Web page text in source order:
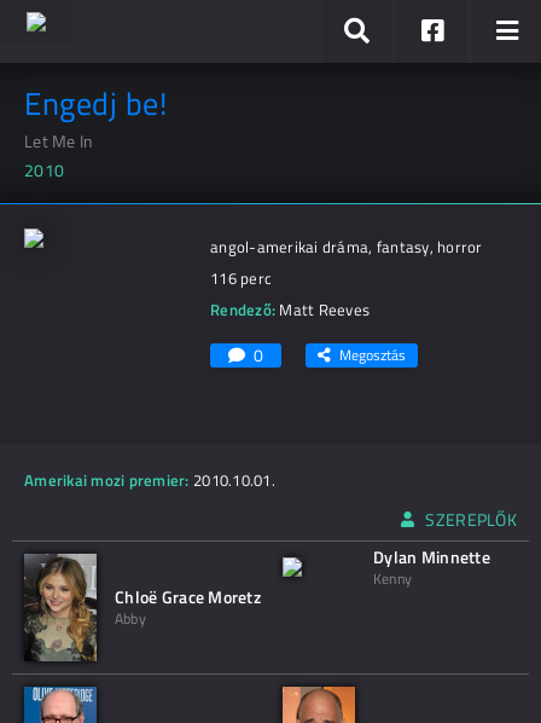
Engedj be!
Let Me In
2010
angol-amerikai dráma, fantasy, horror
116 perc
Rendező: Matt Reeves
0 Megosztás
Amerikai mozi premier: 2010.10.01.
SZEREPLŐK
Chloë Grace Moretz
Abby
Dylan Minnette
Kenny